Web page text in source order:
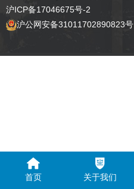
沪ICP备17046675号-2
沪公网安备31011702890823号
首页 关于我们